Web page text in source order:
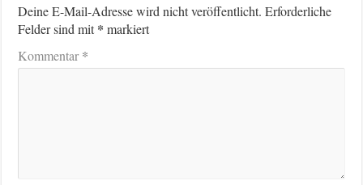
Deine E-Mail-Adresse wird nicht veröffentlicht. Erforderliche
Felder sind mit* markiert
Kommentar*